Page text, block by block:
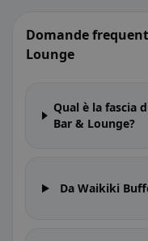
Domande
Lounge
Qual è la fascia
Bar & Lounge?
Da Waikiki